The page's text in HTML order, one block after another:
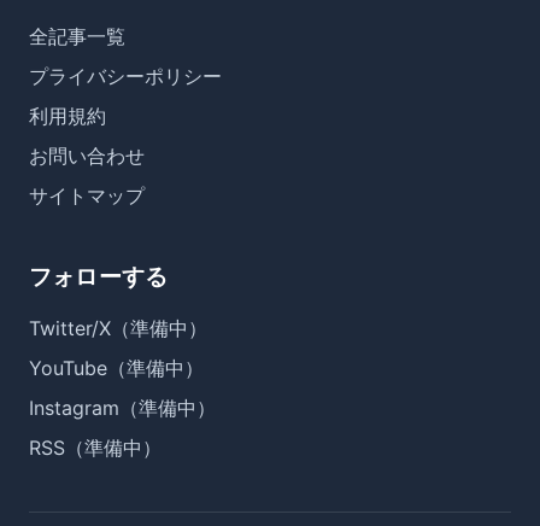
全記事一覧
プライバシーポリシー
利用規約
お問い合わせ
サイトマップ
フォローする
Twitter/X（準備中）
YouTube（準備中）
Instagram（準備中）
RSS（準備中）